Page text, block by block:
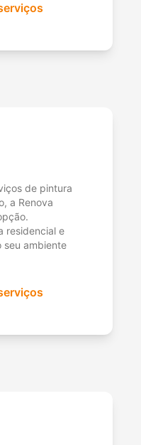
de pintura
a Renova
residencial e
seu ambiente